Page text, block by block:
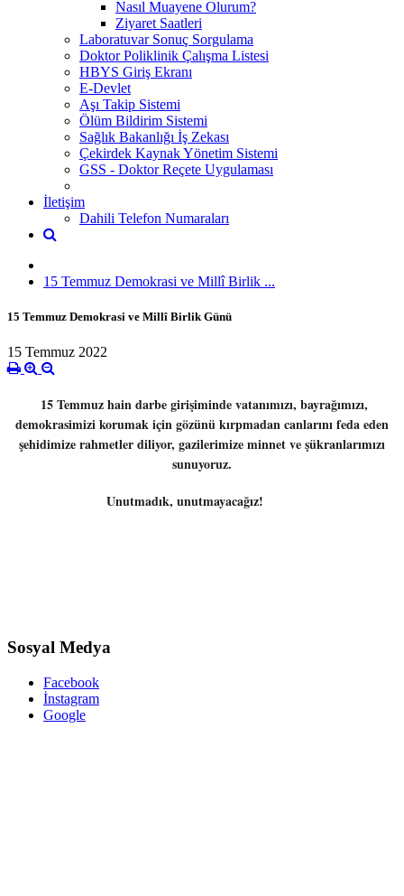
Nasıl Muayene Olurum?
Ziyaret Saatleri
Laboratuvar Sonuç Sorgulama
Doktor Poliklinik Çalışma Listesi
HBYS Giriş Ekranı
E-Devlet
Aşı Takip Sistemi
Ölüm Bildirim Sistemi
Sağlık Bakanlığı İş Zekası
Çekirdek Kaynak Yönetim Sistemi
GSS - Doktor Reçete Uygulaması
İletişim
Dahili Telefon Numaraları
15 Temmuz Demokrasi ve Millî Birlik ...
15 Temmuz Demokrasi ve Millî Birlik Günü
15 Temmuz 2022
15 Temmuz hain darbe girişiminde vatanımızı, bayrağımızı,
demokrasimizi korumak için gözünü kırpmadan canlarını feda eden
şehidimize rahmetler diliyor, gazilerimize minnet ve şükranlarımızı
sunuyoruz.
Unutmadık, unutmayacağız!
Sosyal Medya
Facebook
İnstagram
Google